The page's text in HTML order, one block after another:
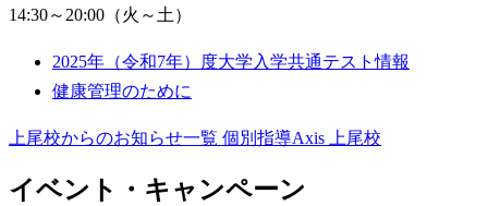
14:30～20:00（火～土）
2025年（令和7年）度大学入学共通テスト情報
健康管理のために
上尾校からのお知らせ一覧 個別指導Axis 上尾校
イベント・キャンペーン